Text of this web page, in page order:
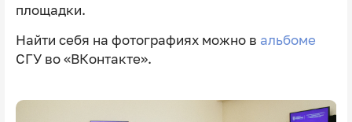
площадки.
Найти себя на фотографиях можно в альбоме
СГУ во «ВКонтакте».